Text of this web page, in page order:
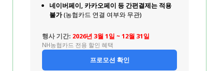
네이버페이, 카카오페이 등 간편결제는 적용
불가(농협카드 연결 여부와 무관)
행사 기간: 2026년 3월 1일 ~ 12월 31일
NH농협카드 전용 할인 혜택
프로모션 확인